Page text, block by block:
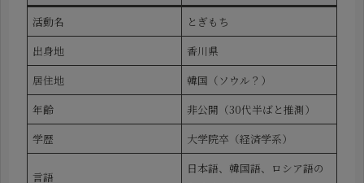
活動名
とぎもち
出身地
香川県
居住地
韓国（ソウル？）
年齢
非公開（30代半ばと推測）
学歴
大学院卒（経済学系）
言語
日本語、韓国語、ロシア語の